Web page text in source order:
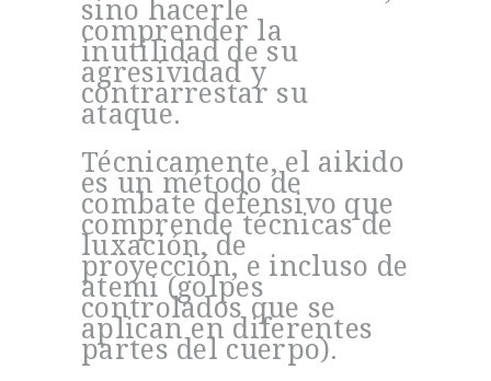
sino hacerle
comprender la
inutilidad de su
agresividad y
contrarrestar su
ataque.
Técnicamente, el aikido
es un método de
combate defensivo que
comprende técnicas de
luxación, de
proyección, e incluso de
atemi (golpes
controlados que se
aplican en diferentes
partes del cuerpo).